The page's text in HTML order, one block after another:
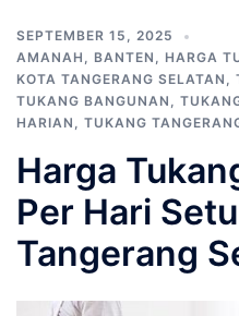
SEPTEMBER 15, 2025
AMANAH , BANTEN , HARGA
KOTA TANGERANG SELATAN ,
TUKANG BANGUNAN ,
HARIAN , TUKANG
Harga
Per Hari
Tangerang